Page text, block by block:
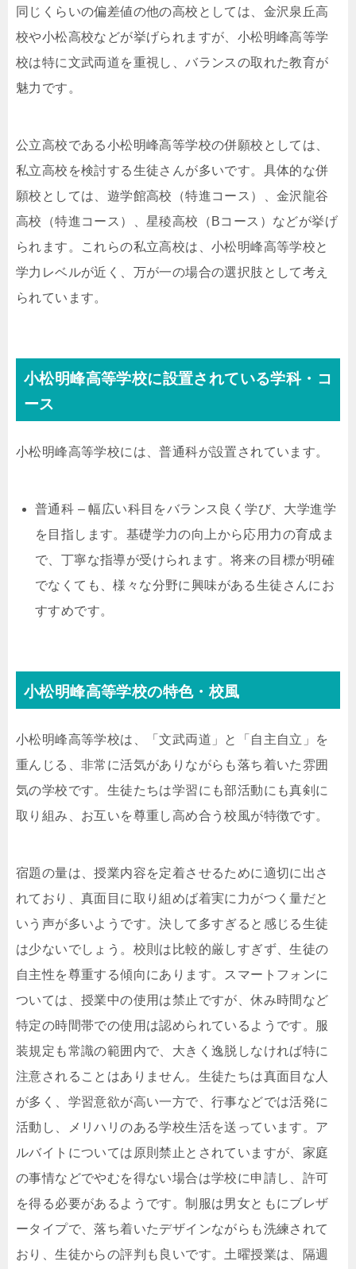
同じくらいの偏差値の他の高校としては、金沢泉丘高
校や小松高校などが挙げられますが、小松明峰高等学
校は特に文武両道を重視し、バランスの取れた教育が
魅力です。
公立高校である小松明峰高等学校の併願校としては、
私立高校を検討する生徒さんが多いです。具体的な併
願校としては、遊学館高校（特進コース）、金沢龍谷
高校（特進コース）、星稜高校（Bコース）などが挙げ
られます。これらの私立高校は、小松明峰高等学校と
学力レベルが近く、万が一の場合の選択肢として考え
られています。
小松明峰高等学校に設置されている学科・コ
ース
小松明峰高等学校には、普通科が設置されています。
普通科 – 幅広い科目をバランス良く学び、大学進学
を目指します。基礎学力の向上から応用力の育成ま
で、丁寧な指導が受けられます。将来の目標が明確
でなくても、様々な分野に興味がある生徒さんにお
すすめです。
小松明峰高等学校の特色・校風
小松明峰高等学校は、「文武両道」と「自主自立」を
重んじる、非常に活気がありながらも落ち着いた雰囲
気の学校です。生徒たちは学習にも部活動にも真剣に
取り組み、お互いを尊重し高め合う校風が特徴です。
宿題の量は、授業内容を定着させるために適切に出さ
れており、真面目に取り組めば着実に力がつく量だと
いう声が多いようです。決して多すぎると感じる生徒
は少ないでしょう。校則は比較的厳しすぎず、生徒の
自主性を尊重する傾向にあります。スマートフォンに
ついては、授業中の使用は禁止ですが、休み時間など
特定の時間帯での使用は認められているようです。服
装規定も常識の範囲内で、大きく逸脱しなければ特に
注意されることはありません。生徒たちは真面目な人
が多く、学習意欲が高い一方で、行事などでは活発に
活動し、メリハリのある学校生活を送っています。ア
ルバイトについては原則禁止とされていますが、家庭
の事情などでやむを得ない場合は学校に申請し、許可
を得る必要があるようです。制服は男女ともにブレザ
ータイプで、落ち着いたデザインながらも洗練されて
おり、生徒からの評判も良いです。土曜授業は、隔週